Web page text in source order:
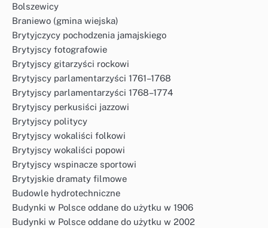
Bolszewicy
Braniewo (gmina wiejska)
Brytyjczycy pochodzenia jamajskiego
Brytyjscy fotografowie
Brytyjscy gitarzyści rockowi
Brytyjscy parlamentarzyści 1761–1768
Brytyjscy parlamentarzyści 1768–1774
Brytyjscy perkusiści jazzowi
Brytyjscy politycy
Brytyjscy wokaliści folkowi
Brytyjscy wokaliści popowi
Brytyjscy wspinacze sportowi
Brytyjskie dramaty filmowe
Budowle hydrotechniczne
Budynki w Polsce oddane do użytku w 1906
Budynki w Polsce oddane do użytku w 2002